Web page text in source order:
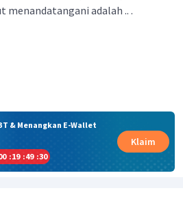
menandatangani adalah .. .
& Menangkan E-Wallet
:19 :49 :30
Klaim